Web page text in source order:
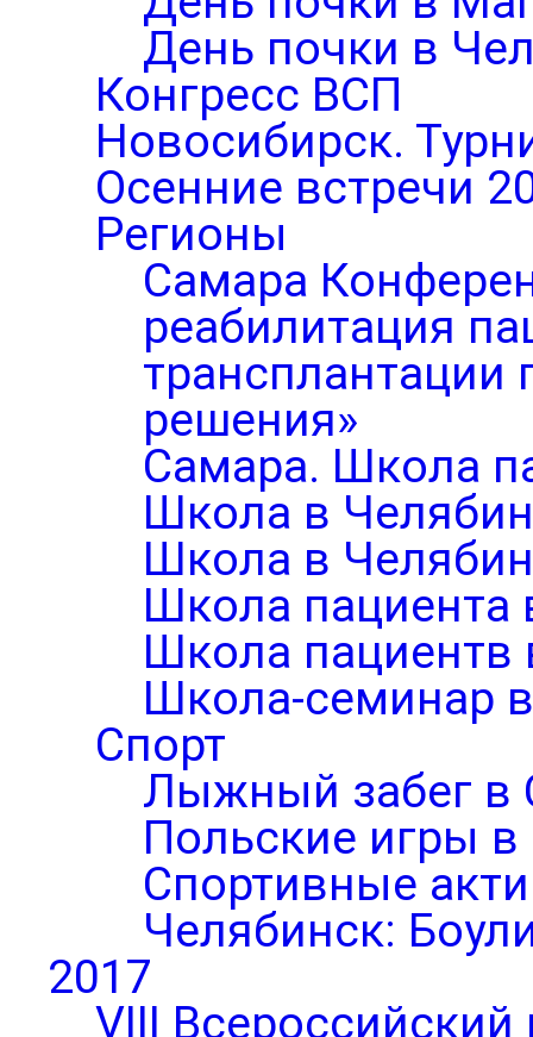
День почки в
Конгресс ВСП
Новосибирск.
Осенние встречи
Регионы
Самара
реабилитация
трансплантации
решения»
Самара. Школа
Школа в
Школа в
Школа пациента
Школа пациентв
Школа-семинар
Спорт
Лыжный забег в
Польские игры в
Спортивные
Челябинск:
2017
VIII Всероссийский